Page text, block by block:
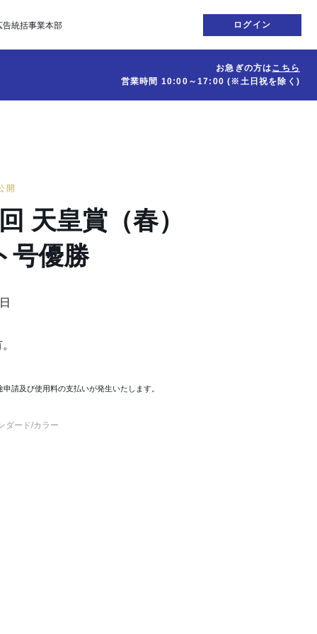
告統括事業本部 ログイン
お急ぎの方はこちら
営業時間 10:00～17:00(※土日祝を除く)
開
天皇賞（春）
号優勝
請及び使用料の支払いが発生いたします。
ダード/カラー